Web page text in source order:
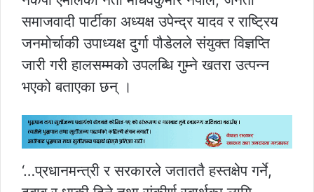
समाजवादी पार्टीका अध्यक्ष उपेन्द्र यादव र राष्ट्रिय
जनमोर्चाकी उपाध्यक्ष दुर्गा पौडेलले संयुक्त विज्ञप्ति
जारी गरी हालसम्मको उपलब्धि गुम्ने खतरा उत्पन्न
भएको बताएका छन् ।
‘…प्रधानमन्त्री र सरकारले जताततै हस्तक्षेप गर्ने,